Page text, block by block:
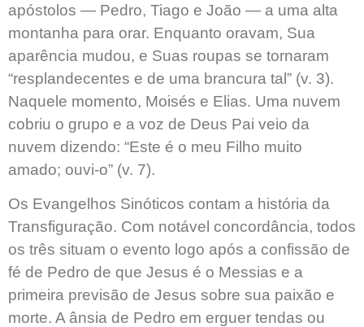
apóstolos — Pedro, Tiago e João — a uma alta
montanha para orar. Enquanto oravam, Sua
aparência mudou, e Suas roupas se tornaram
“resplandecentes e de uma brancura tal” (v. 3).
Naquele momento, Moisés e Elias. Uma nuvem
cobriu o grupo e a voz de Deus Pai veio da
nuvem dizendo: “Este é o meu Filho muito
amado; ouvi-o” (v. 7).
Os Evangelhos Sinóticos contam a história da
Transfiguração. Com notável concordância, todos
os três situam o evento logo após a confissão de
fé de Pedro de que Jesus é o Messias e a
primeira previsão de Jesus sobre sua paixão e
morte. A ânsia de Pedro em erguer tendas ou